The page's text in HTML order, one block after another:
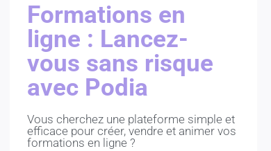
Formations en
ligne : Lancez-
vous sans risque
avec Podia
Vous cherchez une plateforme simple et
efficace pour créer, vendre et animer vos
formations en ligne ?